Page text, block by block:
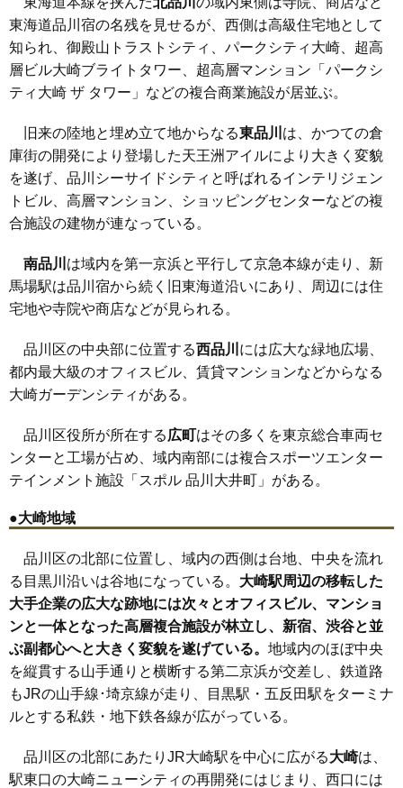
東海道品川宿の名残を見せるが、西側は高級住宅地として
知られ、御殿山トラストシティ、パークシティ大崎、超高
層ビル大崎ブライトタワー、超高層マンション「パークシ
ティ大崎 ザ タワー」などの複合商業施設が居並ぶ。
旧来の陸地と埋め立て地からなる東品川 は、かつての倉
庫街の開発により登場した天王洲アイルにより大きく変貌
を遂げ、品川シーサイドシティと呼ばれるインテリジェン
トビル、高層マンション、ショッピングセンターなどの複
合施設の建物が連なっている。
南品川 は域内を第一京浜と平行して京急本線が走り、新
馬場駅は品川宿から続く旧東海道沿いにあり、周辺には住
宅地や寺院や商店などが見られる。
品川区の中央部に位置する西品川 には広大な緑地広場、
都内最大級のオフィスビル、賃貸マンションなどからなる
大崎ガーデンシティがある。
品川区役所が所在する広町はその多くを東京総合車両セ
ンターと工場が占め、域内南部には複合スポーツエンター
テインメント施設「スポル 品川大井町」がある。
●大崎地域
品川区の北部に位置し、域内の西側は台地、中央を流れ
る目黒川沿いは谷地になっている。 大崎駅周辺の移転した
大手企業の広大な跡地には次々とオフィスビル、マンショ
ンと一体となった高層複合施設が林立し、新宿、渋谷と並
ぶ副都心へと大きく変貌を遂げている。 地域内のほぼ中央
を縦貫する山手通りと横断する第二京浜が交差し、鉄道路
もJRの山手線･埼京線が走り、目黒駅・五反田駅をターミナ
ルとする私鉄・地下鉄各線が広がっている。
品川区の北部にあたりJR大崎駅を中心に広がる大崎は、
駅東口の大崎ニューシティの再開発にはじまり、西口には